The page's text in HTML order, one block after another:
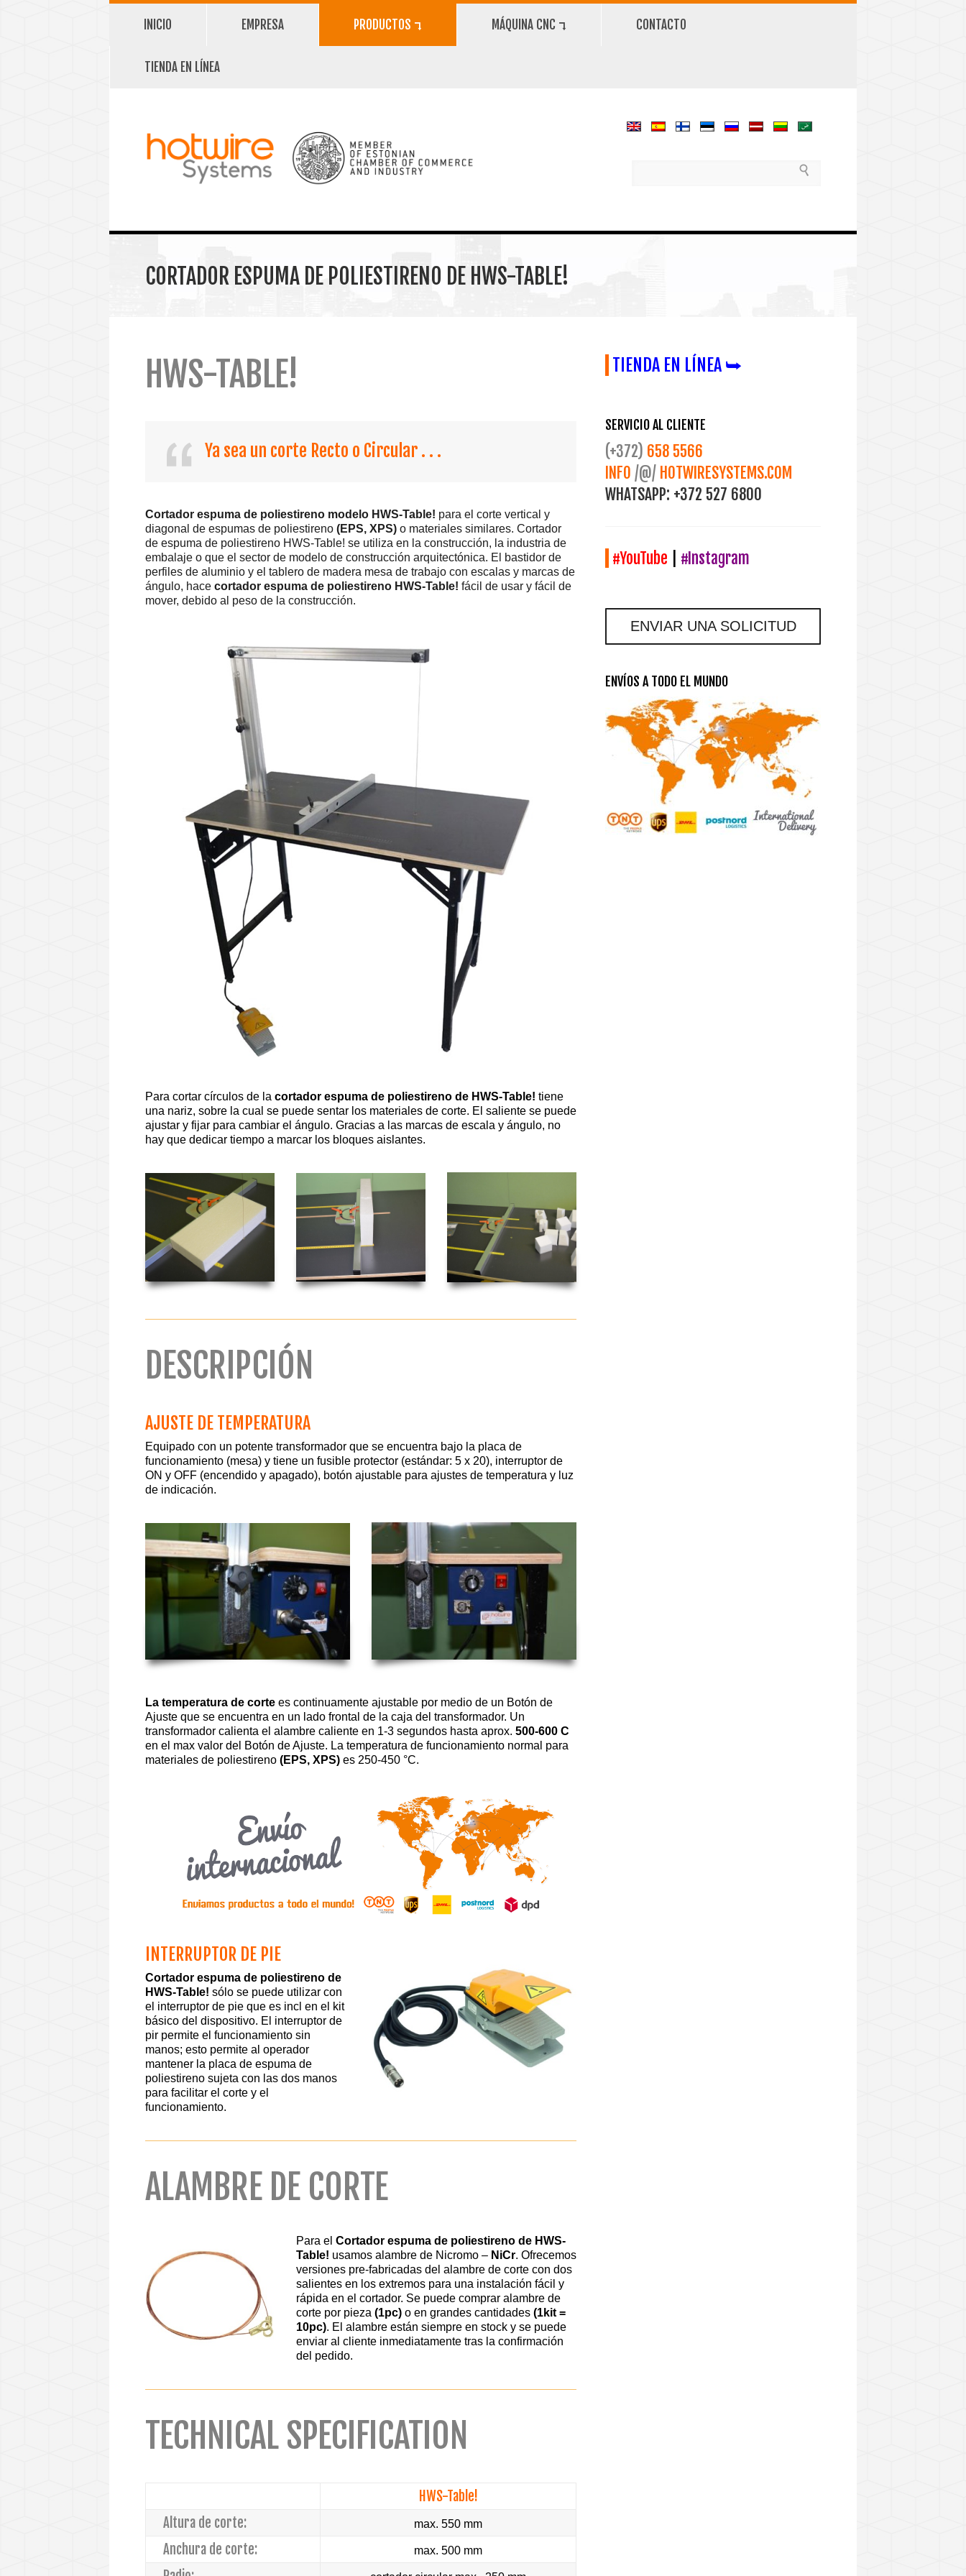
INICIO EMPRESA PRODUCTOS ⮧ MÁQUINA CNC ⮧ CONTACTO
TIENDA EN LÍNEA
CORTADOR ESPUMA DE POLIESTIRENO DE HWS-TABLE!
HWS-TABLE!
Ya sea un corte Recto o Circular . . .
Cortador espuma de poliestireno modelo HWS-Table! para el corte vertical y
diagonal de espumas de poliestireno (EPS, XPS) o materiales similares. Cortador
de espuma de poliestireno HWS-Table! se utiliza en la construcción, la industria de
embalaje o que el sector de modelo de construcción arquitectónica. El bastidor de
perfiles de aluminio y el tablero de madera mesa de trabajo con escalas y marcas de
ángulo, hace cortador espuma de poliestireno HWS-Table! fácil de usar y fácil de
mover, debido al peso de la construcción.
Para cortar círculos de la cortador espuma de poliestireno de HWS-Table! tiene
una nariz, sobre la cual se puede sentar los materiales de corte. El saliente se puede
ajustar y fijar para cambiar el ángulo. Gracias a las marcas de escala y ángulo, no
hay que dedicar tiempo a marcar los bloques aislantes.
DESCRIPCIÓN
AJUSTE DE TEMPERATURA
Equipado con un potente transformador que se encuentra bajo la placa de
funcionamiento (mesa) y tiene un fusible protector (estándar: 5 x 20), interruptor de
ON y OFF (encendido y apagado), botón ajustable para ajustes de temperatura y luz
de indicación.
La temperatura de corte es continuamente ajustable por medio de un Botón de
Ajuste que se encuentra en un lado frontal de la caja del transformador. Un
transformador calienta el alambre caliente en 1-3 segundos hasta aprox. 500-600 C
en el max valor del Botón de Ajuste. La temperatura de funcionamiento normal para
materiales de poliestireno (EPS, XPS) es 250-450 °C.
INTERRUPTOR DE PIE
Cortador espuma de poliestireno de
HWS-Table! sólo se puede utilizar con
el interruptor de pie que es incl en el kit
básico del dispositivo. El interruptor de
pir permite el funcionamiento sin
manos; esto permite al operador
mantener la placa de espuma de
poliestireno sujeta con las dos manos
para facilitar el corte y el
funcionamiento.
ALAMBRE DE CORTE
Para el Cortador espuma de poliestireno de HWS-
Table! usamos alambre de Nicromo – NiCr. Ofrecemos
versiones pre-fabricadas del alambre de corte con dos
salientes en los extremos para una instalación fácil y
rápida en el cortador. Se puede comprar alambre de
corte por pieza (1pc) o en grandes cantidades (1kit =
10pc). El alambre están siempre en stock y se puede
enviar al cliente inmediatamente tras la confirmación
del pedido.
TECHNICAL SPECIFICATION
HWS-Table!
Altura de corte:
max. 550 mm
Anchura de corte: max. 500 mm
TIENDA EN LÍNEA ⮩
SERVICIO AL CLIENTE
(+372) 658 5566
INFO/@/ HOTWIRESYSTEMS.COM
WHATSAPP: +372 527 6800
#YouTube #Instagram
ENVIAR UNA SOLICITUD
ENVÍOS A TODO EL MUNDO